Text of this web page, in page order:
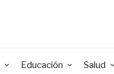
Educación Salud